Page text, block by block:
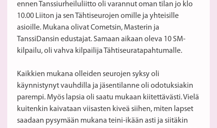
ennen Tanssiurheiluliitto oli varannut oman tilan jo klo
10.00 Liiton ja sen Tähtiseurojen omille ja yhteisille
asioille. Mukana olivat Cometsin, Masterin ja
TanssiDansin edustajat. Samaan aikaan oleva 10 SM-
kilpailu, oli vahva kilpailija Tähtiseuratapahtumalle.
Kaikkien mukana olleiden seurojen syksy oli
käynnistynyt vauhdilla ja jäsentilanne oli odotuksiakin
parempi. Myös lapsia oli saatu mukaan kiitettävästi. Vielä
kuitenkin kaivataan viisasten kiveä siihen, miten lapset
saadaan pysymään mukana teini-ikään asti ja siitäkin